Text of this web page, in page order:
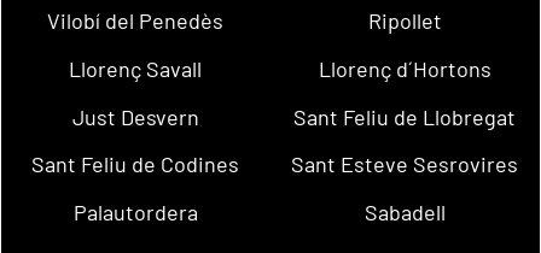
Vilobí del Penedès
Ripollet
Llorenç Savall
Llorenç d´Hortons
Just Desvern
Sant Feliu de Llobregat
Sant Feliu de Codines
Sant Esteve Sesrovires
Palautordera
Sabadell